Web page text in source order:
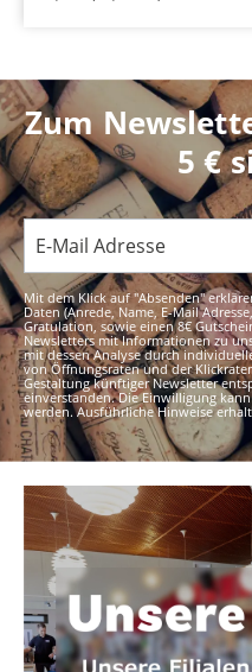
Zum
5 €
Mit dem Klick auf "Absenden"
Daten (Anrede, Name, E-Mail
Gratulation, sowie einen 8€
Newsletters mit Informationen zu
mit dessen Analyse durch
von Öffnungsraten und der
Gestaltung künftiger Newsletter
einverstanden. Die Einwilligung
werden. Ausführliche Hinweise